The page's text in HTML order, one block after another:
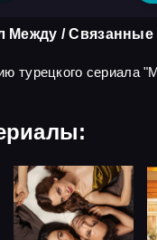
Между / Связанные
турецкого сериала